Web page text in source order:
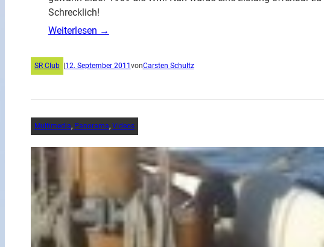
Schrecklich!
Weiterlesen →
SR Club 12. September 2011 vonCarsten Schultz
Multimedia, Panorama, Videos